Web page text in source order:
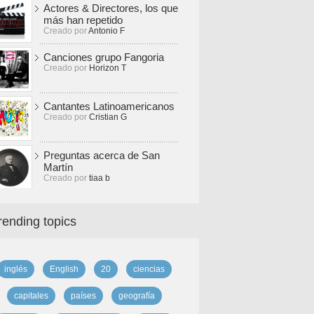
Actores & Directores, los que
más han repetido
Creado porAntonio F
Canciones grupo Fangoria
Creado por Horizon T
Cantantes Latinoamericanos
Creado por Cristian G
Preguntas acerca de San
Martín
Creado por tiaa b
topics
inglés English 20 ciencias
capitales países geografía